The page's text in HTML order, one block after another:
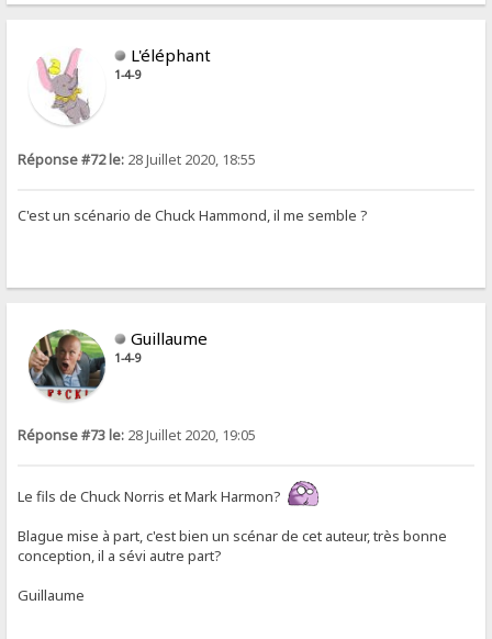
L'éléphant
1-4-9
Réponse #72 le: 28 Juillet 2020, 18:55
C'est un scénario de Chuck Hammond, il me semble ?
Guillaume
1-4-9
Réponse #73 le: 28 Juillet 2020, 19:05
Le fils de Chuck Norris et Mark Harmon?
Blague mise à part, c'est bien un scénar de cet auteur, très bonne
conception, il a sévi autre part?
Guillaume